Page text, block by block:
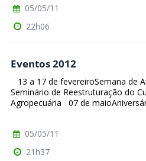
05/05/11
22h06
Eventos 2012
13 a 17 de fevereiroSemana de
Seminário de Reestruturação do
Agropecuária 07 de
05/05/11
21h37